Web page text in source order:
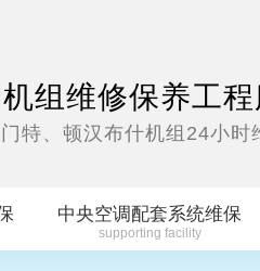
组维修保养工
特、顿汉布什机组24小时
中央空调配套系统维保
supporting facility